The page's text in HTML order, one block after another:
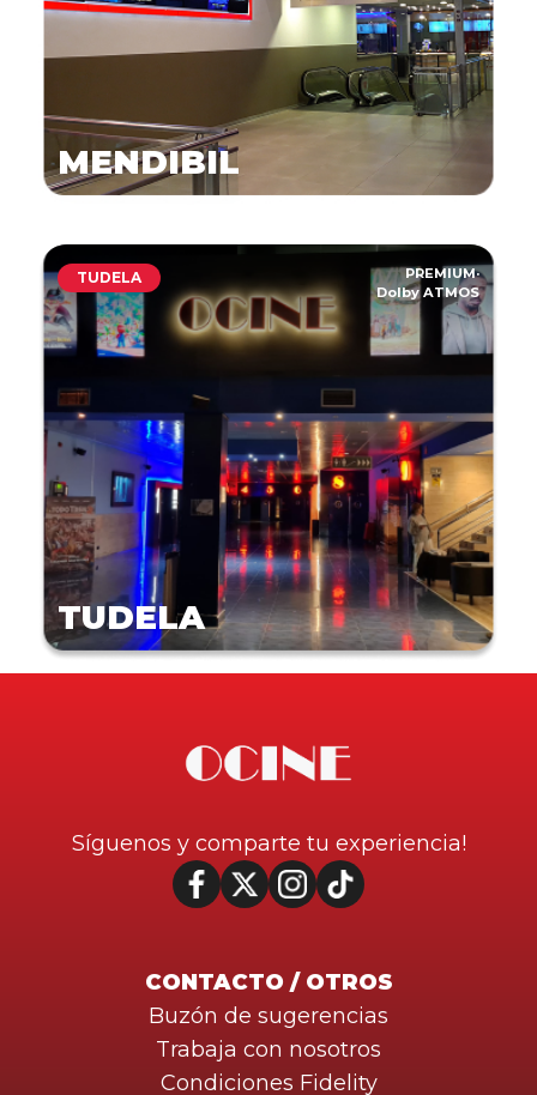
MENDIBIL
TUDELA PREMIUM·
Dolby ATMOS
TUDELA
Síguenos y comparte tu experiencia!
CONTACTO / OTROS
Buzón de sugerencias
Trabaja con nosotros
Condiciones Fidelity